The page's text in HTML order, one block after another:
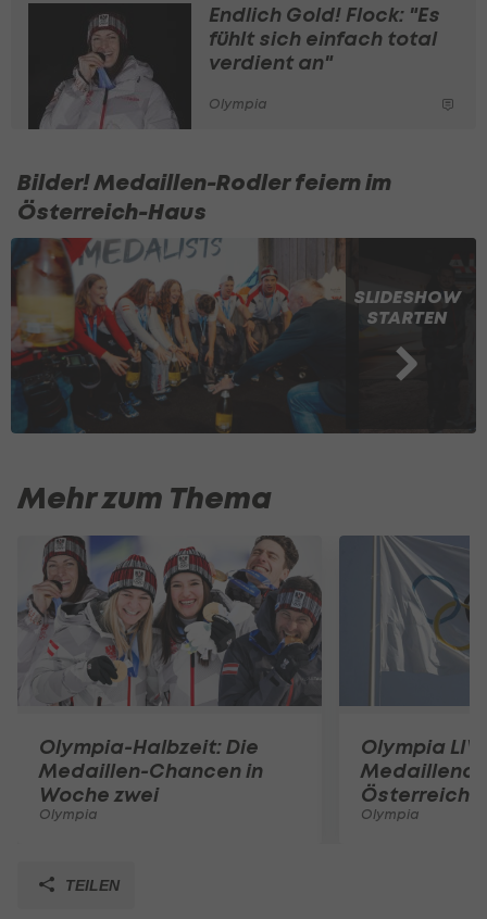
Endlich Gold! Flock: "Es
fühlt sich einfach total
verdient an"
Olympia
Bilder! Medaillen-Rodler feiern im
Österreich-Haus
SLIDESHOW
STARTEN
Mehr zum Thema
Olympia-Halbzeit: Die
Medaillen-Chancen in
Woche zwei
Olympia
Olympia
Österreich
Olympia
TEILEN